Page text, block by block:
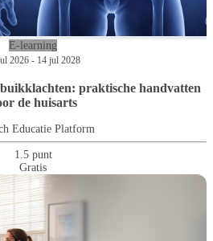
E-learning
2026 - 14 jul 2028
praktische handvatten
de huisarts
Educatie Platform
1.5 punt
Gratis